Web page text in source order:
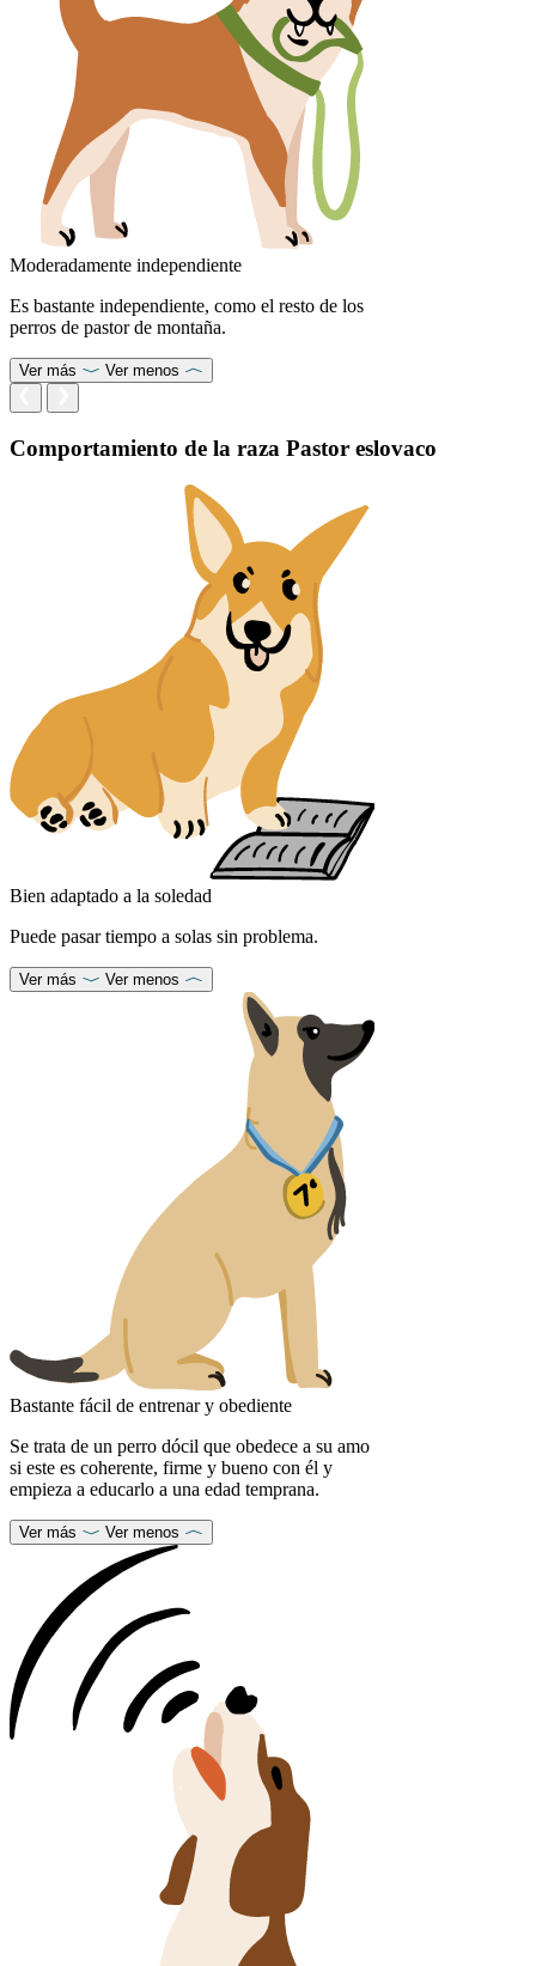
Moderadamente independiente
Es bastante independiente, como el resto de los
perros de pastor de montaña.
Ver más Ver menos
Comportamiento de la raza Pastor eslovaco
Bien adaptado a la soledad
Puede pasar tiempo a solas sin problema.
Ver más Ver menos
Bastante fácil de entrenar y obediente
Se trata de un perro dócil que obedece a su amo
si este es coherente, firme y bueno con él y
empieza a educarlo a una edad temprana.
Ver más Ver menos